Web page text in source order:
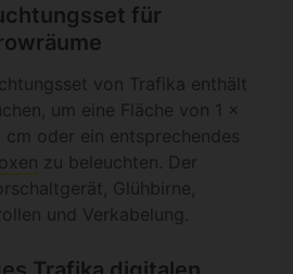
für
von Trafika enthält
um eine Fläche von 1 x
cm oder ein entsprechendes
zu beleuchten. Der
Glühbirne,
und Verkabelung.